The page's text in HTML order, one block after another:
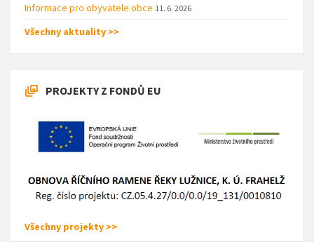
Informace pro obyvatele obce 11. 6. 2026
Všechny aktuality >>
PROJEKTY Z FONDŮ EU
Všechny projekty >>